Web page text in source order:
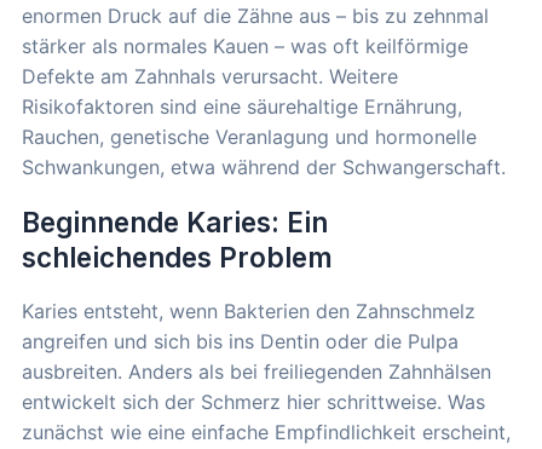
enormen Druck auf die Zähne aus – bis zu zehnmal
stärker als normales Kauen – was oft keilförmige
Defekte am Zahnhals verursacht. Weitere
Risikofaktoren sind eine säurehaltige Ernährung,
Rauchen, genetische Veranlagung und hormonelle
Schwankungen, etwa während der Schwangerschaft.
Beginnende Karies: Ein
schleichendes Problem
Karies entsteht, wenn Bakterien den Zahnschmelz
angreifen und sich bis ins Dentin oder die Pulpa
ausbreiten. Anders als bei freiliegenden Zahnhälsen
entwickelt sich der Schmerz hier schrittweise. Was
zunächst wie eine einfache Empfindlichkeit erscheint,